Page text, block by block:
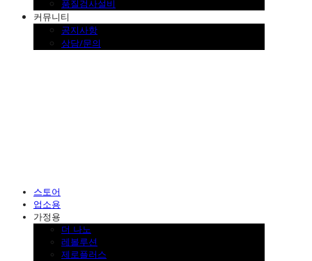
품질검사설비
커뮤니티
공지사항
상담/문의
스토어
업소용
가정용
더 나노
레볼루션
제로플러스